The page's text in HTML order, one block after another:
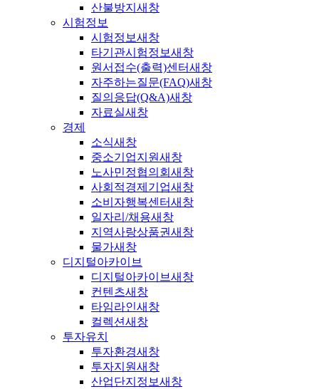
산불방지 새창
시험정보
시험정보새창
타기관시험정보새창
원서접수(출력)센터새창
자주하는질문(FAQ)새창
질의응답(Q&A)새창
자료실새창
경제
소식새창
중소기업지원새창
노사민정협의회 새창
사회적경제기업새창
소비자행복센터새창
일자리/채용새창
지역사랑상품권새창
물가새창
디지털아카이브
디지털아카이브새창
컨텐츠새창
타임라인새창
컬렉션새창
투자유치
투자환경새창
투자지원새창
산업단지정보새창